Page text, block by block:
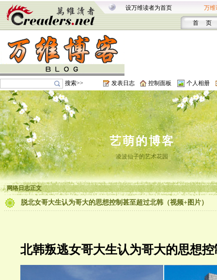
设万维读者为首页 万维
首 页
搜索>> 发表日志 控制面板 个人相册
艺萌的博客
凌波仙子的艺术花园
网络日志正文
脱北女哥大生认为哥大的思想控制甚至超过北韩（视频+图片）
北韩叛逃女哥大生认为哥大的思想